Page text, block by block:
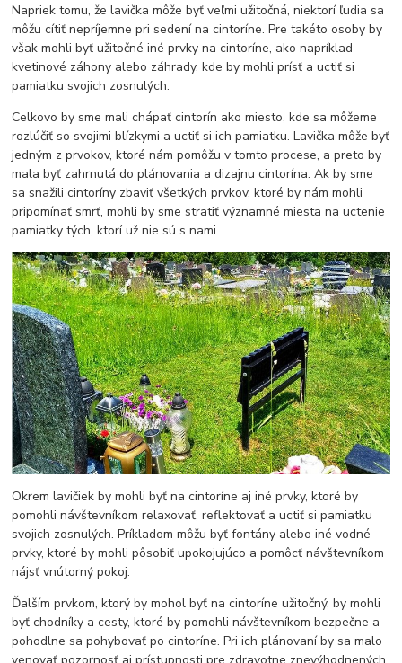
Napriek tomu, že lavička môže byť veľmi užitočná, niektorí ľudia sa
môžu cítiť nepríjemne pri sedení na cintoríne. Pre takéto osoby by
však mohli byť užitočné iné prvky na cintoríne, ako napríklad
kvetinové záhony alebo záhrady, kde by mohli prísť a uctiť si
pamiatku svojich zosnulých.
Celkovo by sme mali chápať cintorín ako miesto, kde sa môžeme
rozlúčiť so svojimi blízkymi a uctiť si ich pamiatku. Lavička môže byť
jedným z prvokov, ktoré nám pomôžu v tomto procese, a preto by
mala byť zahrnutá do plánovania a dizajnu cintorína. Ak by sme
sa snažili cintoríny zbaviť všetkých prvkov, ktoré by nám mohli
pripomínať smrť, mohli by sme stratiť významné miesta na uctenie
pamiatky tých, ktorí už nie sú s nami.
Okrem lavičiek by mohli byť na cintoríne aj iné prvky, ktoré by
pomohli návštevníkom relaxovať, reflektovať a uctiť si pamiatku
svojich zosnulých. Príkladom môžu byť fontány alebo iné vodné
prvky, ktoré by mohli pôsobiť upokojujúco a pomôcť návštevníkom
nájsť vnútorný pokoj.
Ďalším prvkom, ktorý by mohol byť na cintoríne užitočný, by mohli
byť chodníky a cesty, ktoré by pomohli návštevníkom bezpečne a
pohodlne sa pohybovať po cintoríne. Pri ich plánovaní by sa malo
venovať pozornosť aj prístupnosti pre zdravotne znevýhodnených